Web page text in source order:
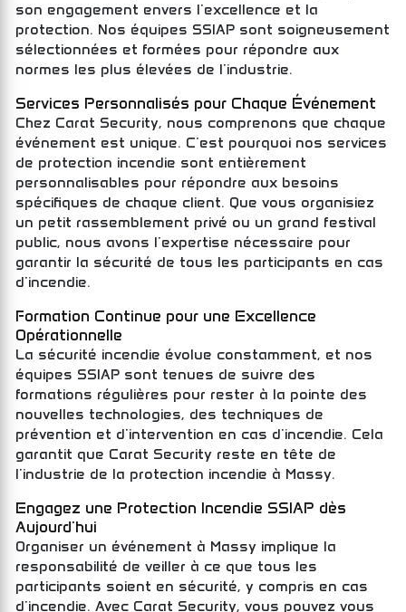
son engagement envers l'excellence et la
protection. Nos équipes SSIAP sont soigneusement
sélectionnées et formées pour répondre aux
normes les plus élevées de l'industrie.
Services Personnalisés pour Chaque Événement
Chez Carat Security, nous comprenons que chaque
événement est unique. C'est pourquoi nos services
de protection incendie sont entièrement
personnalisables pour répondre aux besoins
spécifiques de chaque client. Que vous organisiez
un petit rassemblement privé ou un grand festival
public, nous avons l'expertise nécessaire pour
garantir la sécurité de tous les participants en cas
d'incendie.
Formation Continue pour une Excellence
Opérationnelle
La sécurité incendie évolue constamment, et nos
équipes SSIAP sont tenues de suivre des
formations régulières pour rester à la pointe des
nouvelles technologies, des techniques de
prévention et d'intervention en cas d'incendie. Cela
garantit que Carat Security reste en tête de
l'industrie de la protection incendie à Massy.
Engagez une Protection Incendie SSIAP dès
Aujourd'hui
Organiser un événement à Massy implique la
responsabilité de veiller à ce que tous les
participants soient en sécurité, y compris en cas
d'incendie. Avec Carat Security, vous pouvez vous